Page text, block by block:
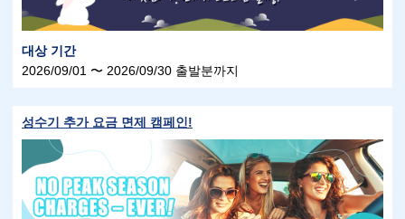
대상 기간
2026/09/01 〜 2026/09/30 출발분까지
성수기 추가 요금 면제 캠페인!